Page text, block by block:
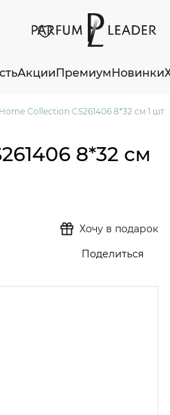
АкцииПремиумНовинки
Collection CS261406 8*32 см 1 шт
8*32 см
Хочу в подарок
Поделиться